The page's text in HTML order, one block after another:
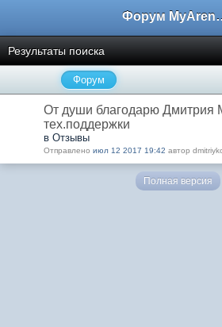
Результаты поиска
Форум
От души благодарю Дмитрия
тех.поддержки
в Отзывы
Отправлено июл 12 2017 19:42 автор
Полная версия